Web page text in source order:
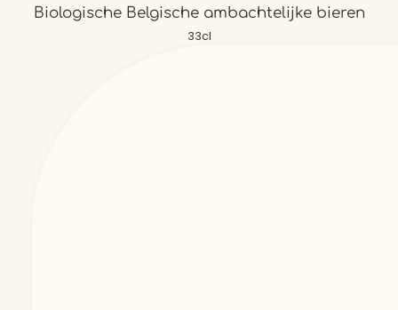
Biologische Belgische ambachtelijke bieren
33cl